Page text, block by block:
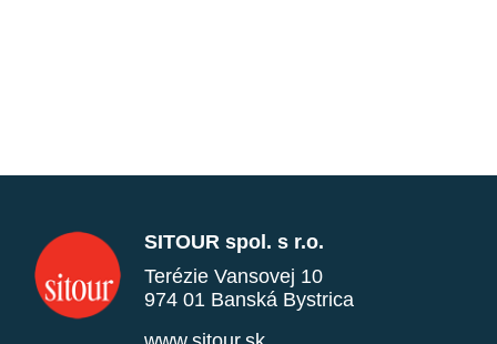
SITOUR spol. s r.o.
Terézie Vansovej 10
974 01 Banská Bystrica